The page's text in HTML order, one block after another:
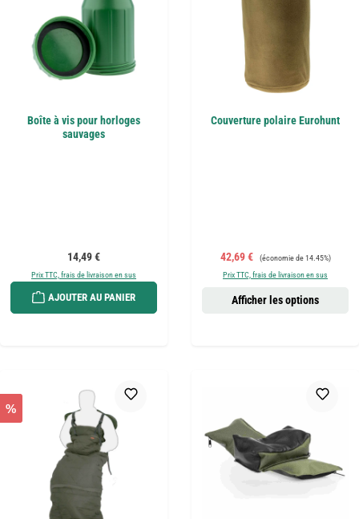
Boîte à vis pour horloges
sauvages
Prix régulier :
14,49 €
Prix TTC, frais de livraison en sus
AJOUTER AU PANIER
Couverture polaire Eurohunt
Prix de vente :
42,69 € Prix régulier :
(économie de 14.45%)
Prix TTC, frais de livraison en sus
Afficher les options
%